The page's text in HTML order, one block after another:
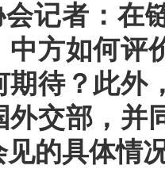
会记者：在
中方如何评
期待？此外
外交部，并
的具体情